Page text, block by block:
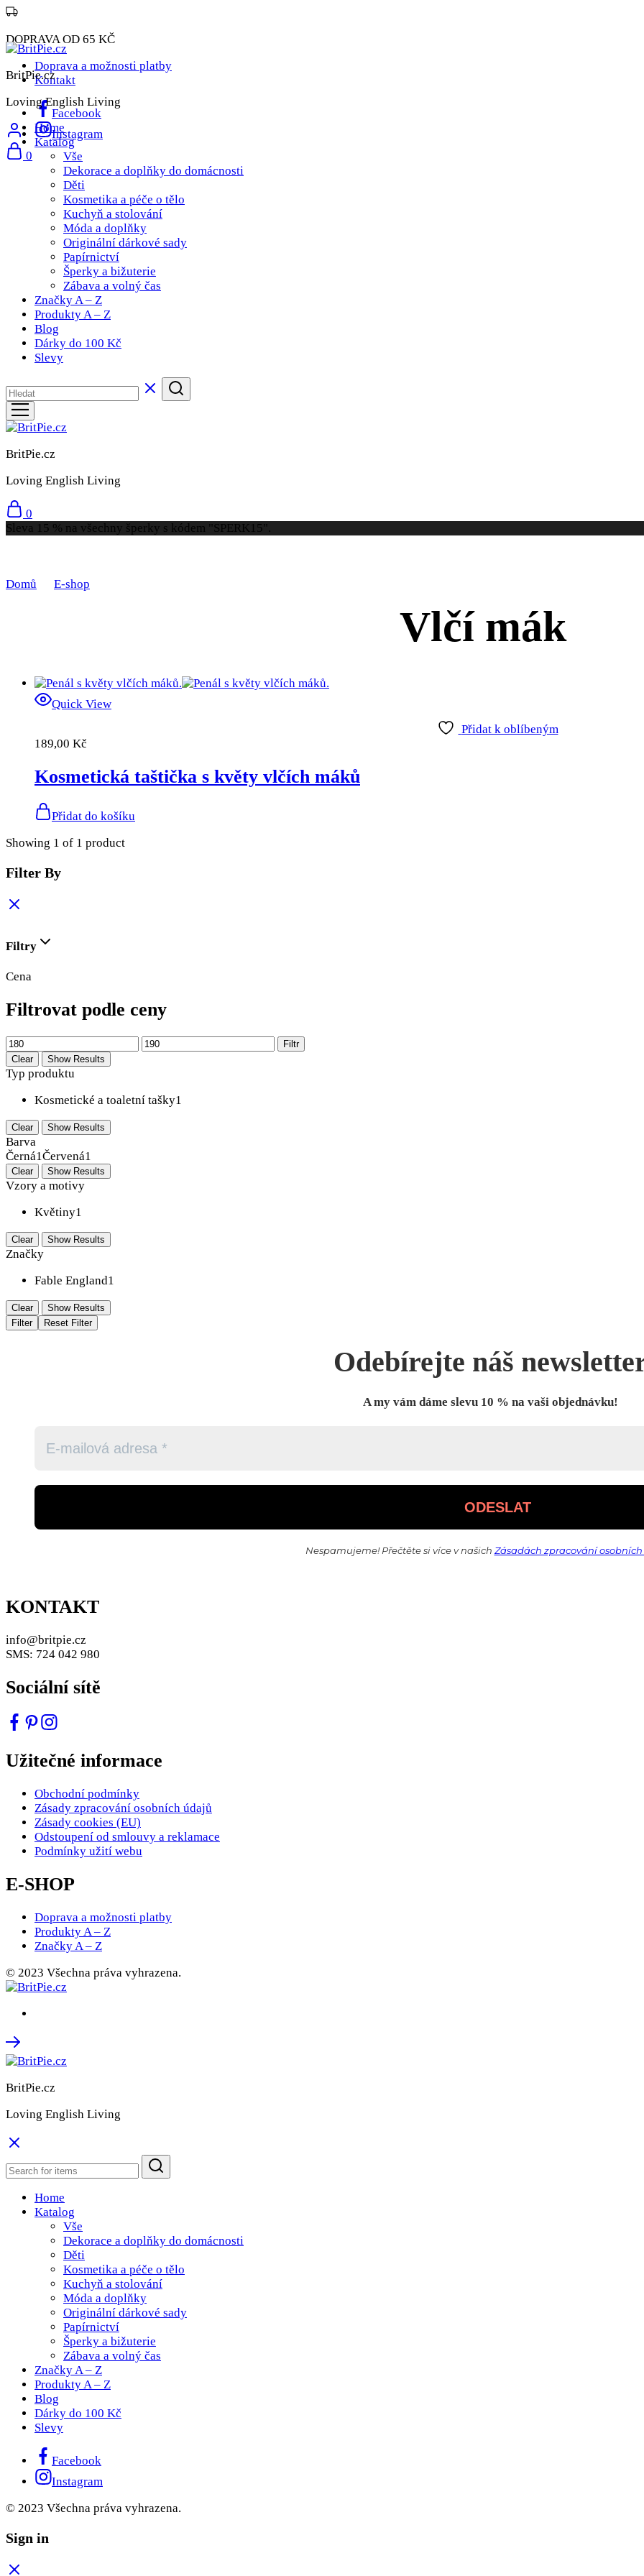
DOPRAVA OD 65 KČ
Doprava a možnosti platby
Kontakt
Facebook
Instagram
BritPie.cz
Loving English Living
0
Home
Katalog
Vše
Dekorace a doplňky do domácnosti
Děti
Kosmetika a péče o tělo
Kuchyň a stolování
Móda a doplňky
Originální dárkové sady
Papírnictví
Šperky a bižuterie
Zábava a volný čas
Značky A – Z
Produkty A – Z
Blog
Dárky do 100 Kč
Slevy
BritPie.cz
Loving English Living
0
Sleva 15 % na všechny šperky s kódem "SPERK15".
Domů E-shop
Vlčí mák
Quick View
Přidat k oblíbeným
189,00 Kč
Kosmetická taštička s květy vlčích máků
Přidat do košíku
Showing 1 of 1 product
Filter By
Filtry
Cena
Filtrovat podle ceny
Filtr
Clear
Show Results
Typ produktu
Kosmetické a toaletní tašky1
Clear Show Results
Barva
Černá1Červená1
Clear Show Results
Vzory a motivy
Květiny1
Clear Show Results
Značky
Fable England1
Clear
Show Results
Filter
Reset Filter
Odebírejte náš
A my vám dáme slevu 10 % na vaši objednávku!
Nespamujeme! Přečtěte si více v našich Zásadách zpracování
KONTAKT
info@britpie.cz
SMS: 724 042 980
Sociální sítě
Užitečné informace
Obchodní podmínky
Zásady zpracování osobních údajů
Zásady cookies (EU)
Odstoupení od smlouvy a reklamace
Podmínky užití webu
E-SHOP
Doprava a možnosti platby
Produkty A – Z
Značky A – Z
© 2023 Všechna práva vyhrazena.
BritPie.cz
Loving English Living
Home
Katalog
Vše
Dekorace a doplňky do domácnosti
Děti
Kosmetika a péče o tělo
Kuchyň a stolování
Móda a doplňky
Originální dárkové sady
Papírnictví
Šperky a bižuterie
Zábava a volný čas
Značky A – Z
Produkty A – Z
Blog
Dárky do 100 Kč
Slevy
Facebook
Instagram
© 2023 Všechna práva vyhrazena.
Sign in